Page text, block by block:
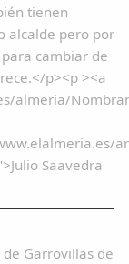
tienen
alcalde pero por
cambiar de
p><p ><a
almeria/
Saavedra
Garrovillas de